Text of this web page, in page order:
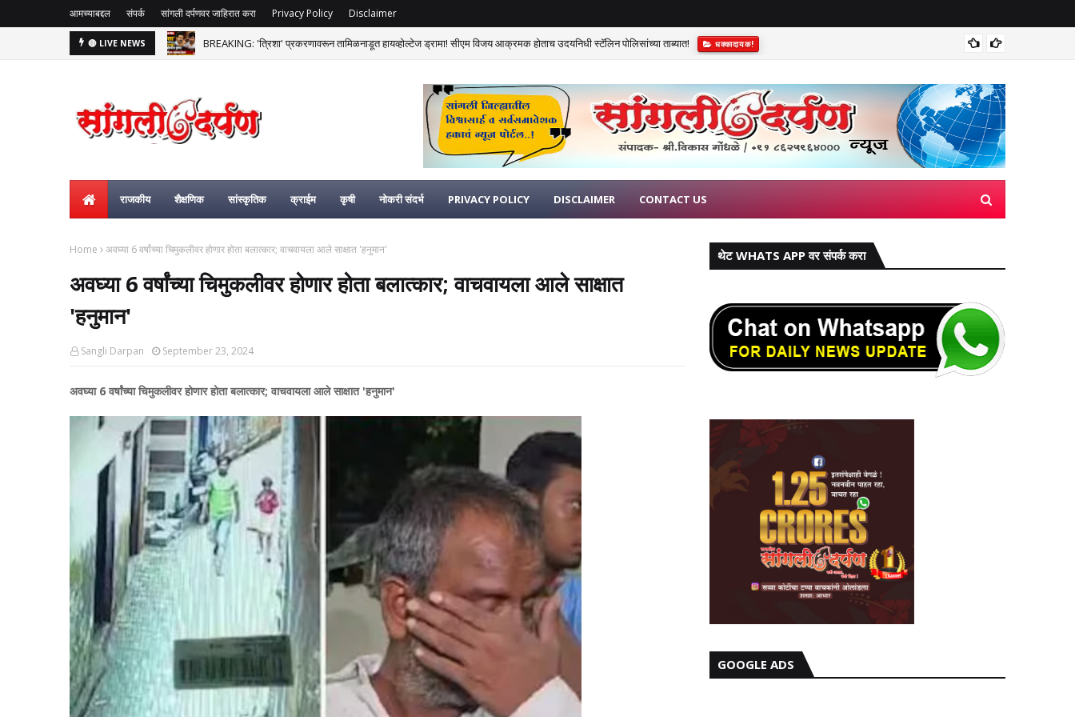
आमच्याबद्दल संपर्क सांगली दर्पणवर जाहिरात करा Privacy Policy Disclaimer
🔴 LIVE NEWS
BREAKING: 'त्रिशा' प्रकरणावरून तामिळनाडूत हायव्होल्टेज ड्रामा! सीएम विजय आक्रमक होताच उदयनिधी स्टॅलिन पोलिसांच्या ताब्यात!
ज्येष्ठ शिक्षणतज्ज्ञ, माजी राज्यपाल डॉ. डी. वाय. पाटील यांचे वयाच्या ९२ व्या वर्षी कोल्हापुरात निधन; शिक्षण व आरोग्य क्षेत्रातील दीपस्तंभ निमवला भावपूर्ण श्रद्धांजली
राजकीय शैक्षणिक सांस्कृतिक क्राईम कृषी नोकरी संदर्भ PRIVACY POLICY DISCLAIMER CONTACT US
Home अवघ्या 6 वर्षांच्या चिमुकलीवर होणार होता बलात्कार; वाचवायला आले साक्षात 'हनुमान'
अवघ्या 6 वर्षांच्या चिमुकलीवर होणार होता बलात्कार; वाचवायला आले साक्षात
'हनुमान'
Sangli Darpan September 23, 2024
अवघ्या 6 वर्षांच्या चिमुकलीवर होणार होता बलात्कार; वाचवायला आले साक्षात 'हनुमान'
थेट WHATS APP वर संपर्क करा
GOOGLE ADS